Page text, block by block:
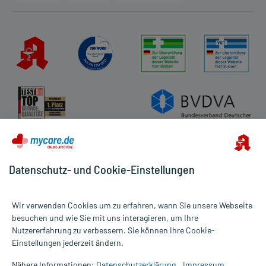
Impressum
Datenschutz
Cookie-Einstellungen
Rückgabe/Widerruf
Alle Preise gelten inkl. MwSt., ggf. zzgl. Versandkosten
Informationen auf dieser Website werden ausschließlich für
Datenschutz- und Cookie-Einstellungen
Wir verwenden Cookies um zu erfahren, wann Sie unsere Webseite
besuchen und wie Sie mit uns interagieren, um Ihre
Nutzererfahrung zu verbessern. Sie können Ihre Cookie-
Einstellungen jederzeit ändern.